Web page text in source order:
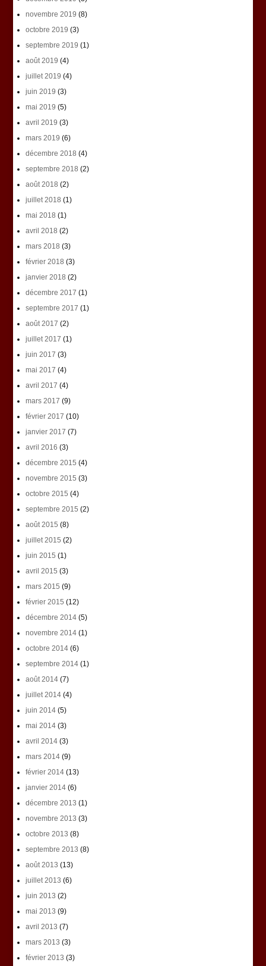
novembre 2019 (8)
octobre 2019 (3)
septembre 2019 (1)
août 2019 (4)
juillet 2019 (4)
juin 2019 (3)
mai 2019 (5)
avril 2019 (3)
mars 2019 (6)
décembre 2018 (4)
septembre 2018 (2)
août 2018 (2)
juillet 2018 (1)
mai 2018 (1)
avril 2018 (2)
mars 2018 (3)
février 2018 (3)
janvier 2018 (2)
décembre 2017 (1)
septembre 2017 (1)
août 2017 (2)
juillet 2017 (1)
juin 2017 (3)
mai 2017 (4)
avril 2017 (4)
mars 2017 (9)
février 2017 (10)
janvier 2017 (7)
avril 2016 (3)
décembre 2015 (4)
novembre 2015 (3)
octobre 2015 (4)
septembre 2015 (2)
août 2015 (8)
juillet 2015 (2)
juin 2015 (1)
avril 2015 (3)
mars 2015 (9)
février 2015 (12)
décembre 2014(5)
novembre 2014(1)
octobre 2014(6)
septembre 2014(1)
août 2014(7)
juillet 2014(4)
juin 2014(5)
mai 2014(3)
avril 2014(3)
mars 2014(9)
février 2014(13)
janvier 2014(6)
décembre 2013 (1)
novembre 2013 (3)
octobre 2013 (8)
septembre 2013 (8)
août 2013 (13)
juillet 2013 (6)
juin 2013 (2)
mai 2013 (9)
avril 2013 (7)
mars 2013 (3)
février 2013 (3)